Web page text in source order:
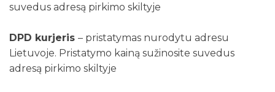
suvedus adresą pirkimo skiltyje
DPD kurjeris – pristatymas nurodytu adresu
Lietuvoje. Pristatymo kainą sužinosite suvedus
adresą pirkimo skiltyje